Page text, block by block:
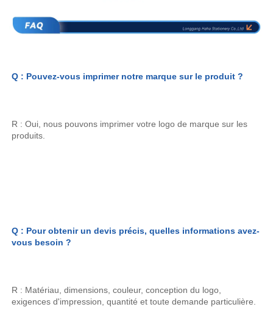
Q : Pouvez-vous imprimer notre marque sur le produit ?
R : Oui, nous pouvons imprimer votre logo de marque sur les
produits.
Q : Pour obtenir un devis précis, quelles informations avez-
vous besoin ?
R : Matériau, dimensions, couleur, conception du logo,
exigences d'impression, quantité et toute demande particulière.